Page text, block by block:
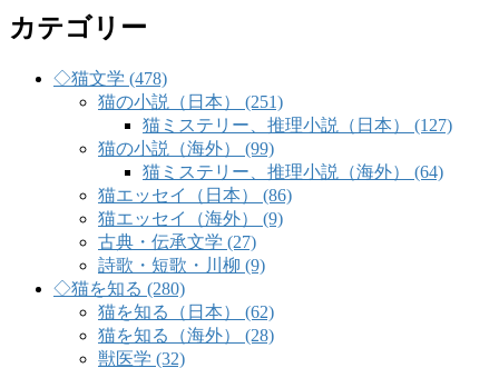
カテゴリー
◇猫文学 (478)
猫の小説（日本） (251)
猫ミステリー、推理小説（日本） (127)
猫の小説（海外） (99)
猫ミステリー、推理小説（海外） (64)
猫エッセイ（日本） (86)
猫エッセイ（海外） (9)
古典・伝承文学 (27)
詩歌・短歌・川柳 (9)
◇猫を知る (280)
猫を知る（日本） (62)
猫を知る（海外） (28)
獣医学 (32)